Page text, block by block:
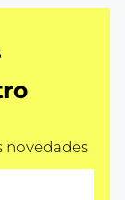
novedades